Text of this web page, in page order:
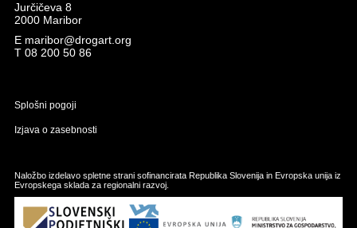
Jurčičeva 8
2000 Maribor
E maribor@drogart.org
T 08 200 50 86
Splošni pogoji
Izjava o zasebnosti
Naložbo izdelavo spletne strani sofinancirata Republika Slovenija in Evropska unija iz
Evropskega sklada za regionalni razvoj.